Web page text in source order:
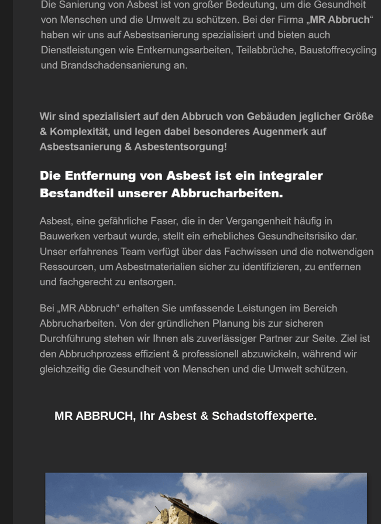
MR ABBRUCH, Ihr Asbest & Schadstoffexperte.